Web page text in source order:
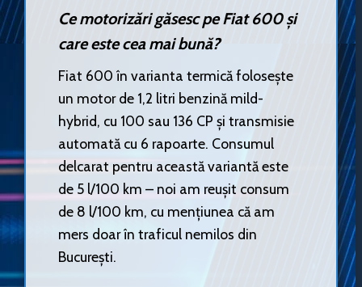
Ce motorizări găsesc pe Fiat 600 și
care este cea mai bună?
Fiat 600 în varianta termică folosește
un motor de 1,2 litri benzină mild-
hybrid, cu 100 sau 136 CP și transmisie
automată cu 6 rapoarte. Consumul
delcarat pentru această variantă este
de 5 l/100 km – noi am reușit consum
de 8 l/100 km, cu mențiunea că am
mers doar în traficul nemilos din
București.